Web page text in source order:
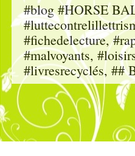
#blog #HORSE
#fichedelecture,
#malvoyants,
#livresrecyclés, ##